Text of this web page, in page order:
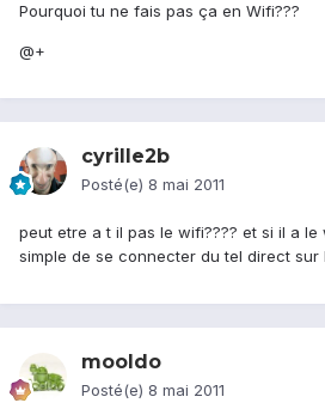
Pourquoi tu ne fais pas ça en Wifi???
@+
cyrille2b
Posté(e) 8 mai 2011
peut etre a t il pas le wifi???? et si il a
simple de se connecter du tel direct sur
mooldo
Posté(e) 8 mai 2011